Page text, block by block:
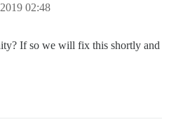
02:48
If so we will fix this shortly and